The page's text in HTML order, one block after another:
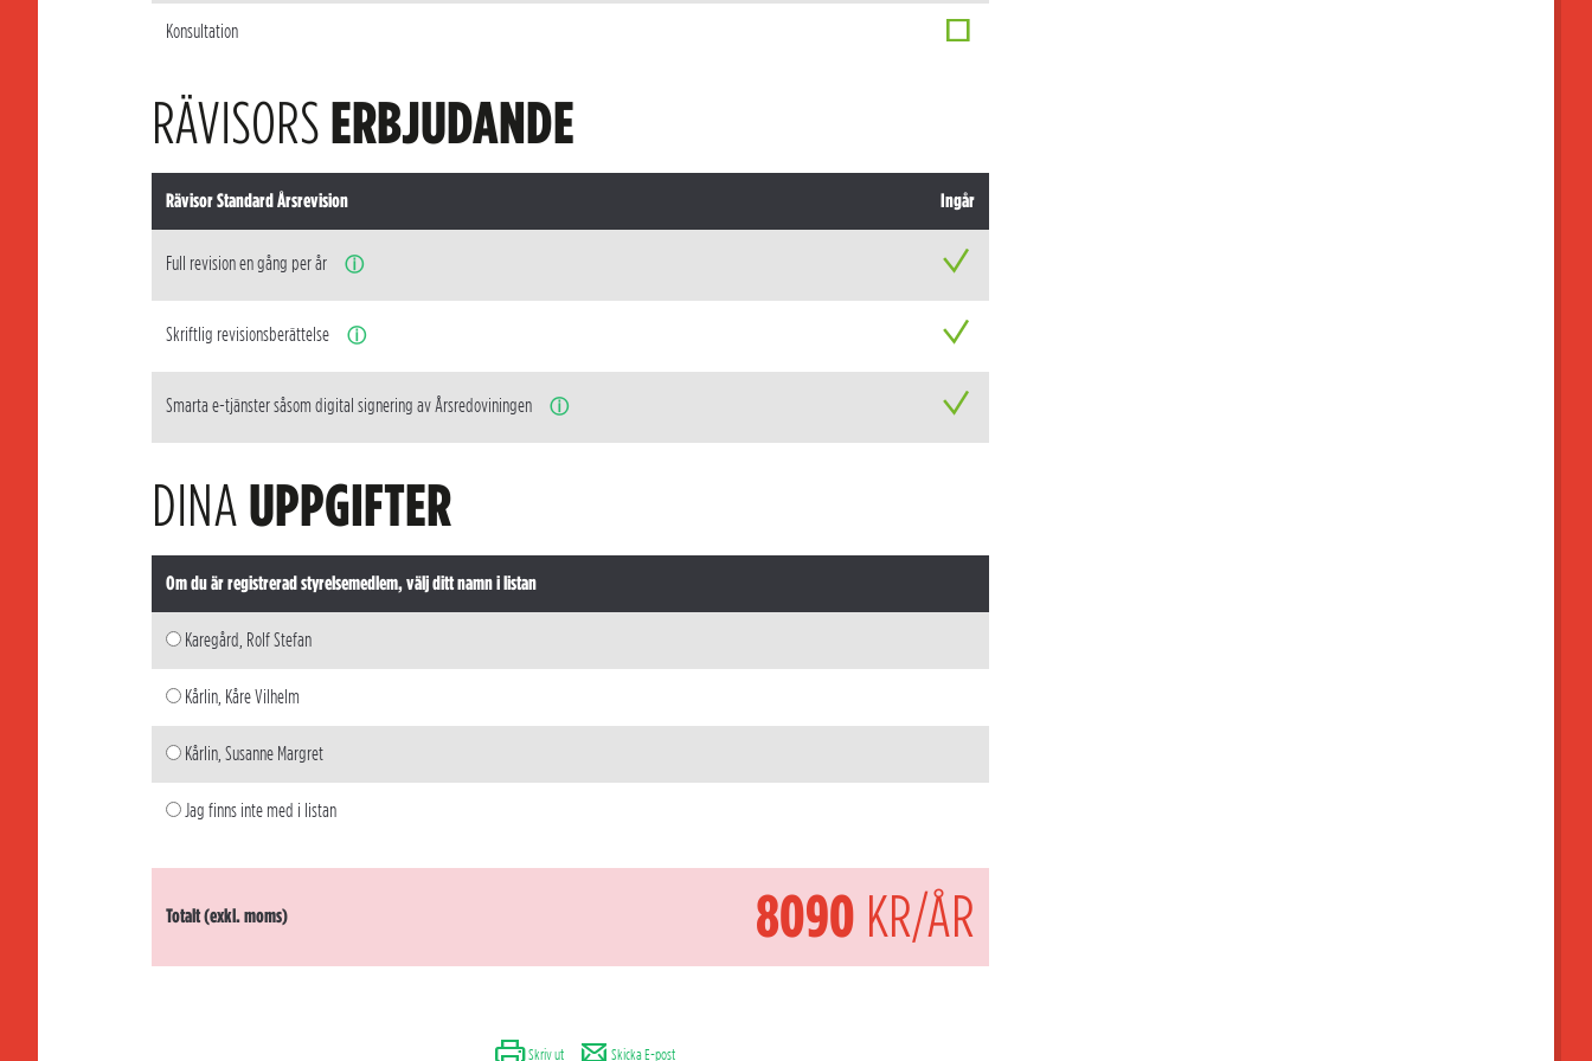
Konsultation
RÄVISORSERBJUDANDE
Rävisor Standard Årsrevision Ingår
Full revision en gång per år ⓘ
Skriftlig revisionsberättelse ⓘ
Smarta e-tjänster såsom digital signering av Årsredoviningen ⓘ
DINAUPPGIFTER
Om du är registrerad styrelsemedlem, välj ditt namn i listan
Karegård, Rolf Stefan
Kårlin, Kåre Vilhelm
Kårlin, Susanne Margret
Jag finns inte med i listan
Totalt (exkl. moms) 8090 KR/ÅR
Skriv ut Skicka E-post